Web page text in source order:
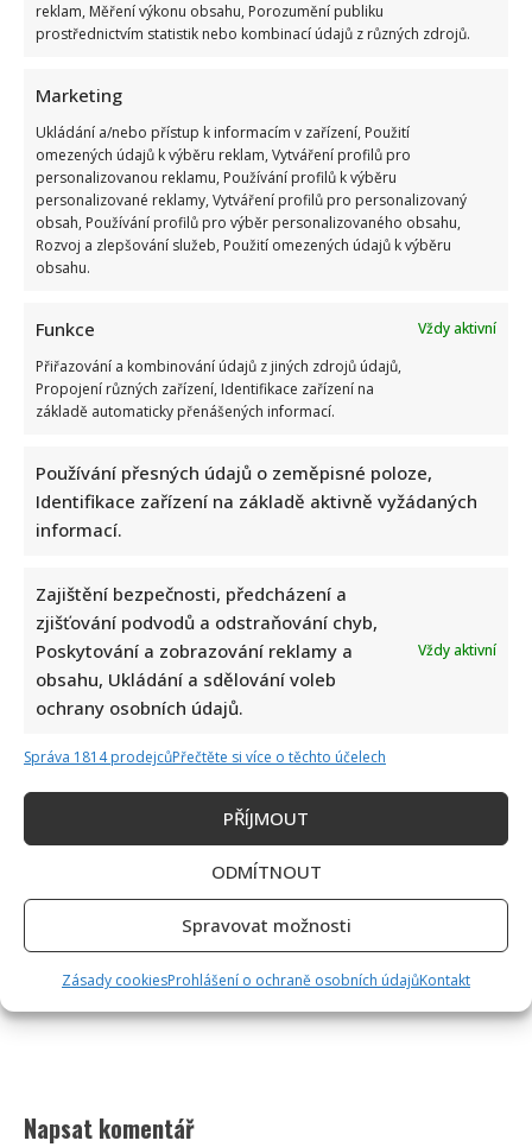
reklam, Měření výkonu obsahu, Porozumění publiku
prostřednictvím statistik nebo kombinací údajů z různých zdrojů.
Marketing
Ukládání a/nebo přístup k informacím v zařízení, Použití
omezených údajů k výběru reklam, Vytváření profilů pro
personalizovanou reklamu, Používání profilů k výběru
personalizované reklamy, Vytváření profilů pro personalizovaný
obsah, Používání profilů pro výběr personalizovaného obsahu,
Rozvoj a zlepšování služeb, Použití omezených údajů k výběru
obsahu.
Funkce
Vždy aktivní
Přiřazování a kombinování údajů z jiných zdrojů údajů,
Propojení různých zařízení, Identifikace zařízení na
základě automaticky přenášených informací.
Používání přesných údajů o zeměpisné poloze,
Identifikace zařízení na základě aktivně vyžádaných
informací.
Zajištění bezpečnosti, předcházení a
zjišťování podvodů a odstraňování chyb,
Poskytování a zobrazování reklamy a
obsahu, Ukládání a sdělování voleb
ochrany osobních údajů.
Vždy aktivní
Správa 1814 prodejcůPřečtěte si více o těchto účelech
PŘÍJMOUT
ODMÍTNOUT
Spravovat možnosti
Zásady cookiesProhlášení o ochraně osobních údajůKontakt
Napsat komentář